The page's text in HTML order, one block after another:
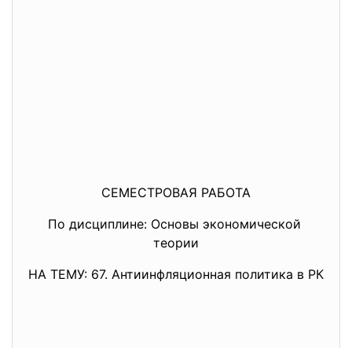
СЕМЕСТРОВАЯ РАБОТА
По дисциплине: Основы экономической
теории
НА ТЕМУ: 67. Антиинфляционная политика в РК